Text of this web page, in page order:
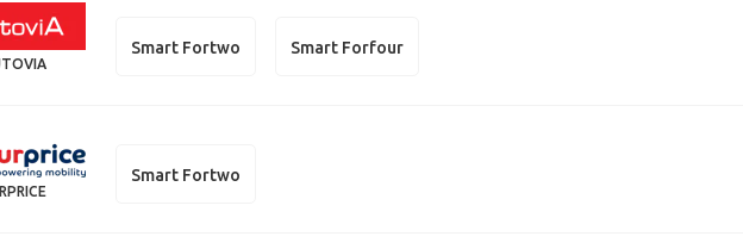
Smart Fortwo Smart Forfour
Smart Fortwo